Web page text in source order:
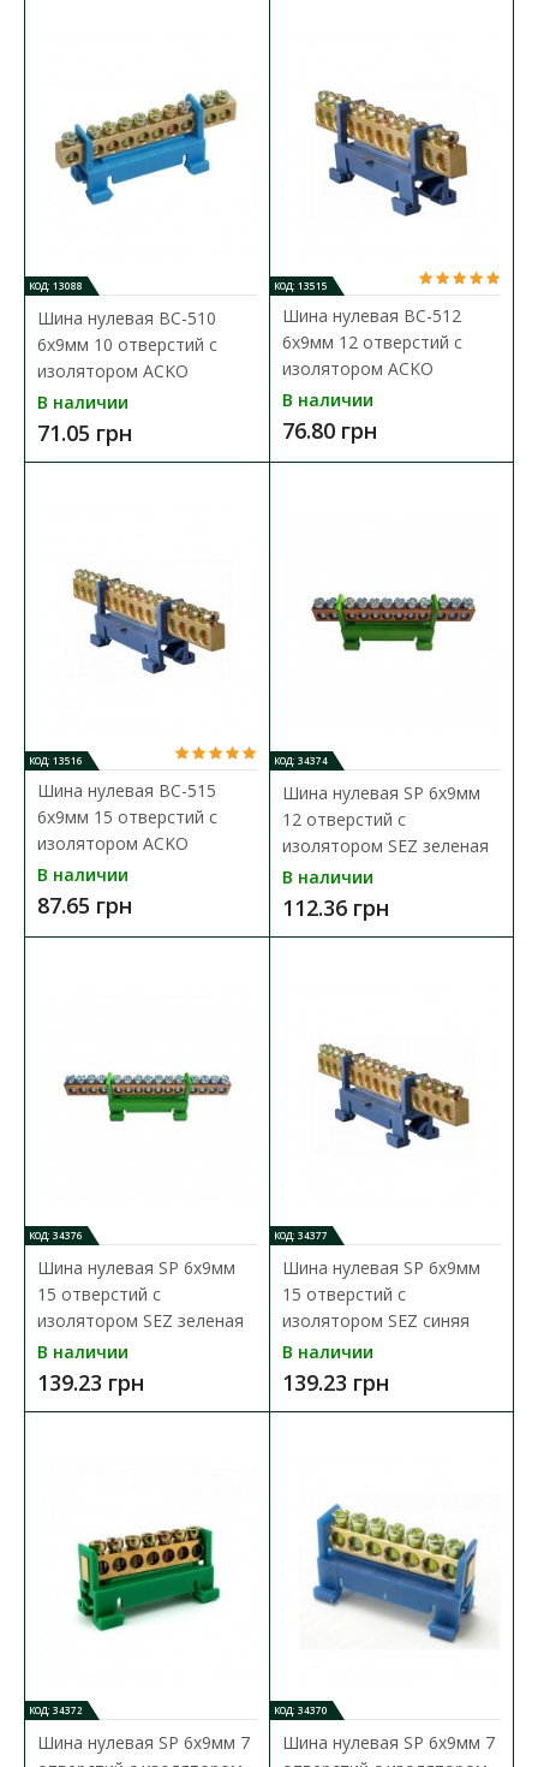
В наличии
Шина нулевая BC предназначена для электрического и
механического соединения нулевых рабочих и защитн..
В КОРЗИНУ
В сравнения
В закладки
Шина нулевая BC предназначена для электрического и
механического соединения нулевых рабочих и защитн..
В КОРЗИНУ
В сравнения
В закладки
КОД: 13088
Шина нулевая BC-510
6x9мм 10 отверстий с
изолятором ACKO
В наличии
71.05 грн
КОД: 13515
Шина нулевая BC-512
6x9мм 12 отверстий с
изолятором ACKO
В наличии
76.80 грн
КОД: 13516
Шина нулевая BC-515
6x9мм 15 отверстий с
изолятором ACKO
В наличии
87.65 грн
КОД: 34374
Шина нулевая SP 6x9мм
12 отверстий с
изолятором SEZ зеленая
В наличии
112.36 грн
КОД: 34376
Шина нулевая SP 6x9мм
15 отверстий с
изолятором SEZ зеленая
В наличии
139.23 грн
КОД: 34377
Шина нулевая SP 6x9мм
15 отверстий с
изолятором SEZ синяя
В наличии
139.23 грн
КОД: 34372
Шина нулевая SP 6x9мм 7
КОД: 34370
Шина нулевая SP 6x9мм 7